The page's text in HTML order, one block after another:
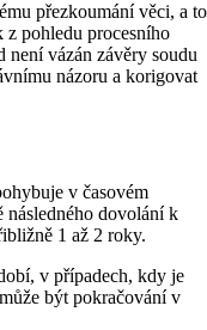
přezkoumání věci, a to
z pohledu procesního
není vázán závěry soudu
názoru a korigovat
v časovém
následného dovolání k
1 až 2 roky.
v případech, kdy je
být pokračování v